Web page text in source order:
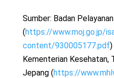
Sumber: Badan
(https://www.moj.go.jp/
content/930005177.pdf)
Kementerian Kesehatan,
Jepang (https://